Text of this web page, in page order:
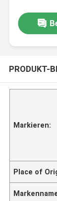
PRODUKT-
Markieren:
Place of